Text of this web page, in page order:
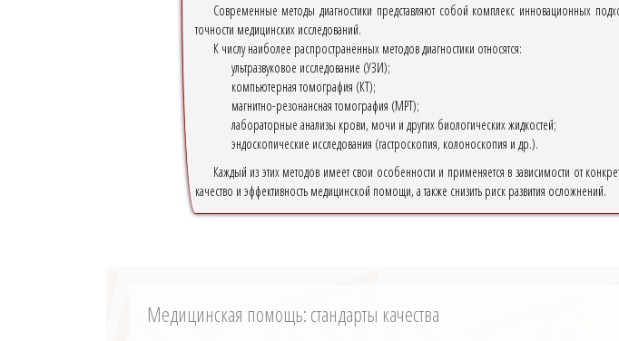
Современные методы диагностики представляют собой комплекс инновационных
точности медицинских исследований.
К числу наиболее распространённых методов диагностики относятся:
ультразвуковое исследование (УЗИ);
компьютерная томография (КТ);
магнитно-резонансная томография (МРТ);
лабораторные анализы крови, мочи и других биологических жидкостей;
эндоскопические исследования (гастроскопия, колоноскопия и др.).
Каждый из этих методов имеет свои особенности и применяется в зависимости от
качество и эффективность медицинской помощи, а также снизить риск развития осложнений.
Медицинская помощь: стандарты качества